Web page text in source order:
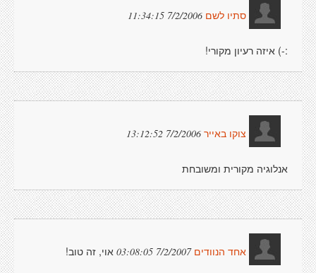
סתיו לשם 7/2/2006 11:34:15
:-) איזה רעיון מקורי!
צוקו באייר 7/2/2006 13:12:52
אנלוגיה מקורית ומשובחת
אחד הנוודים 7/2/2007 03:08:05 אוי, זה טוב!